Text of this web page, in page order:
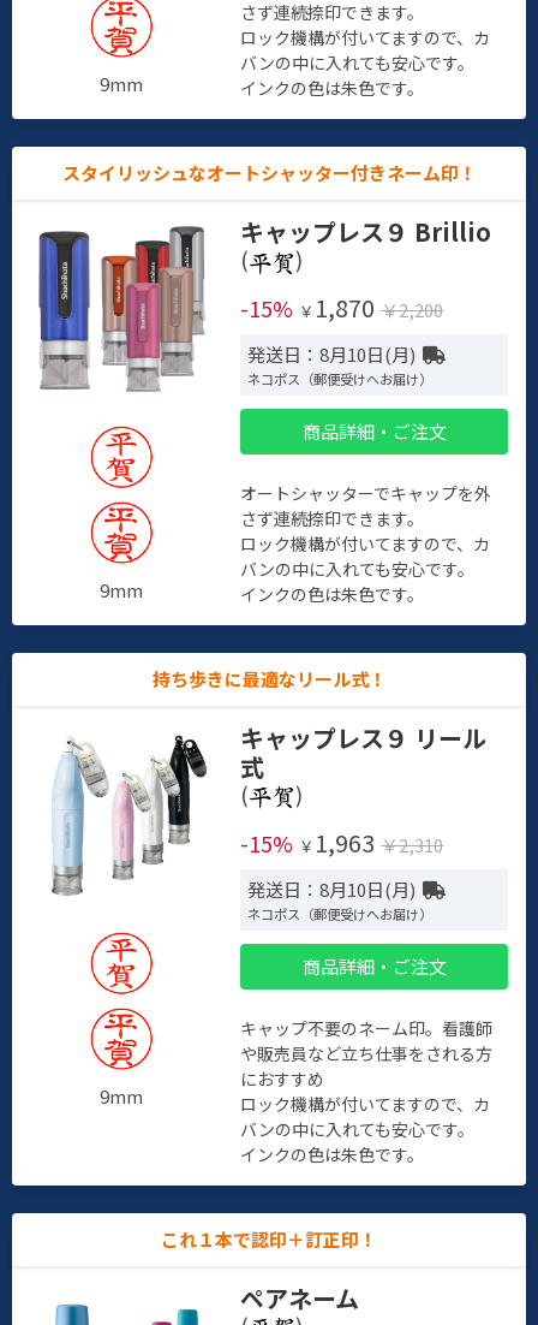
9mm
さず連続捺印できます。
ロック機構が付いてますので、カ
バンの中に入れても安心です。
インクの色は朱色です。
スタイリッシュなオートシャッター付きネーム印！
9mm
キャップレス９ Brillio
(
)
-15% ￥ 1,870 ￥2,200
発送日：8月10日(月)
ネコポス（郵便受けへお届け）
商品詳細・ご注文
オートシャッターでキャップを外
さず連続捺印できます。
ロック機構が付いてますので、カ
バンの中に入れても安心です。
インクの色は朱色です。
持ち歩きに最適なリール式！
9mm
キャップレス９ リール
式
(
)
-15% ￥ 1,963 ￥2,310
発送日：8月10日(月)
ネコポス（郵便受けへお届け）
商品詳細・ご注文
キャップ不要のネーム印。看護師
や販売員など立ち仕事をされる方
におすすめ
ロック機構が付いてますので、カ
バンの中に入れても安心です。
インクの色は朱色です。
これ１本で認印＋訂正印！
ペアネーム